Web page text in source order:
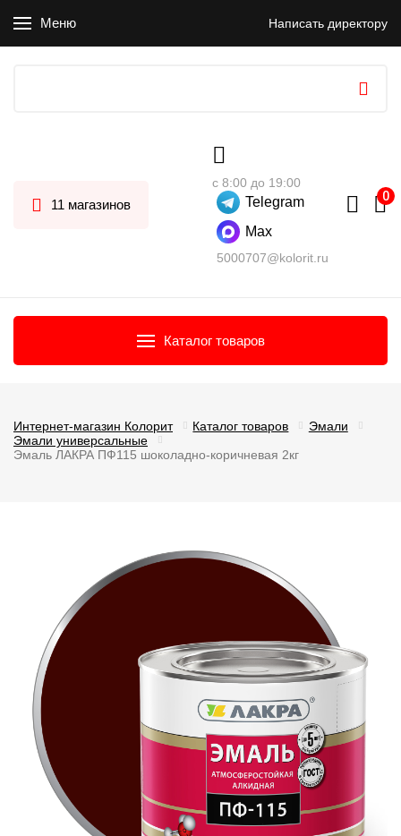
Меню Написать директору
11 магазинов
с 8:00 до 19:00
Telegram
Max
5000707@kolorit.ru
Каталог товаров
Интернет-магазин Колорит Каталог товаров
Эмали
Эмали универсальные
Эмаль ЛАКРА ПФ115 шоколадно-коричневая 2кг